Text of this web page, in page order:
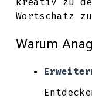
Wortschatz
Warum